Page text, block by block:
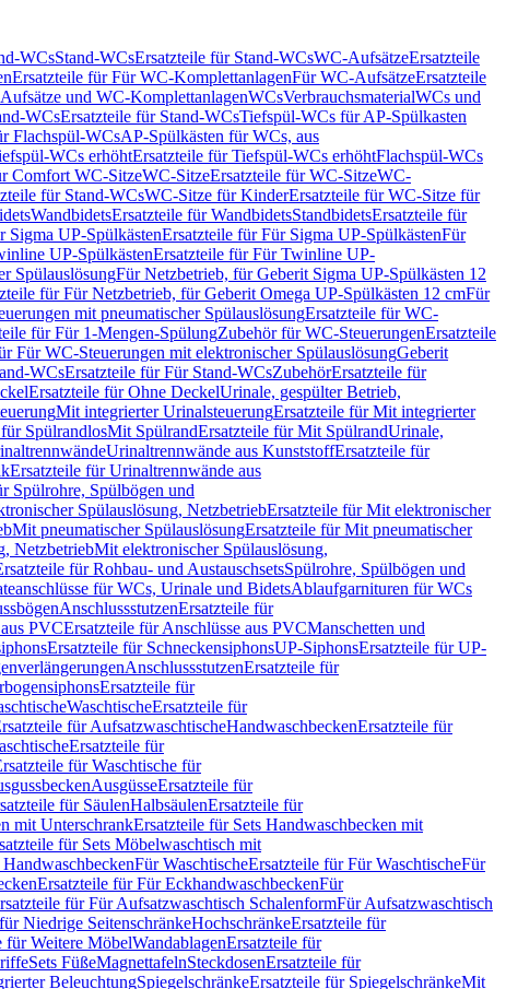
WCsStand-WCsErsatzteile für Stand-WCsWC-AufsätzeErsatzteile
Ersatzteile für Für WC-KomplettanlagenFür WC-AufsätzeErsatzteile
und WC-KomplettanlagenWCsVerbrauchsmaterialWCs und
WCsErsatzteile für Stand-WCsTiefspül-WCs für AP-Spülkasten
Flachspül-WCsAP-Spülkästen für WCs, aus
WCs erhöhtErsatzteile für Tiefspül-WCs erhöhtFlachspül-WCs
Comfort WC-SitzeWC-SitzeErsatzteile für WC-SitzeWC-
für Stand-WCsWC-Sitze für KinderErsatzteile für WC-Sitze für
WandbidetsErsatzteile für WandbidetsStandbidetsErsatzteile für
Sigma UP-SpülkästenErsatzteile für Für Sigma UP-SpülkästenFür
UP-SpülkästenErsatzteile für Für Twinline UP-
SpülauslösungFür Netzbetrieb, für Geberit Sigma UP-Spülkästen 12
für Für Netzbetrieb, für Geberit Omega UP-Spülkästen 12 cmFür
mit pneumatischer SpülauslösungErsatzteile für WC-
für Für 1-Mengen-SpülungZubehör für WC-SteuerungenErsatzteile
Für WC-Steuerungen mit elektronischer SpülauslösungGeberit
WCsErsatzteile für Für Stand-WCsZubehörErsatzteile für
Ersatzteile für Ohne DeckelUrinale, gespülter Betrieb,
Mit integrierter UrinalsteuerungErsatzteile für Mit integrierter
SpülrandlosMit SpülrandErsatzteile für Mit SpülrandUrinale,
Urinaltrennwände aus KunststoffErsatzteile für
Ersatzteile für Urinaltrennwände aus
Spülrohre, Spülbögen und
Spülauslösung, NetzbetriebErsatzteile für Mit elektronischer
Mit pneumatischer SpülauslösungErsatzteile für Mit pneumatischer
NetzbetriebMit elektronischer Spülauslösung,
für Rohbau- und AustauschsetsSpülrohre, Spülbögen und
für WCs, Urinale und BidetsAblaufgarnituren für WCs
AnschlussstutzenErsatzteile für
PVCErsatzteile für Anschlüsse aus PVCManschetten und
Ersatzteile für SchneckensiphonsUP-SiphonsErsatzteile für UP-
AnschlussstutzenErsatzteile für
Ersatzteile für
WaschtischeErsatzteile für
für AufsatzwaschtischeHandwaschbeckenErsatzteile für
Ersatzteile für
für Waschtische für
AusgüsseErsatzteile für
für SäulenHalbsäulenErsatzteile für
mit UnterschrankErsatzteile für Sets Handwaschbecken mit
für Sets Möbelwaschtisch mit
Für WaschtischeErsatzteile für Für WaschtischeFür
Ersatzteile für Für EckhandwaschbeckenFür
für Für Aufsatzwaschtisch SchalenformFür Aufsatzwaschtisch
Niedrige SeitenschränkeHochschränkeErsatzteile für
für Weitere MöbelWandablagenErsatzteile für
Sets FüßeMagnettafelnSteckdosenErsatzteile für
BeleuchtungSpiegelschränkeErsatzteile für SpiegelschränkeMit